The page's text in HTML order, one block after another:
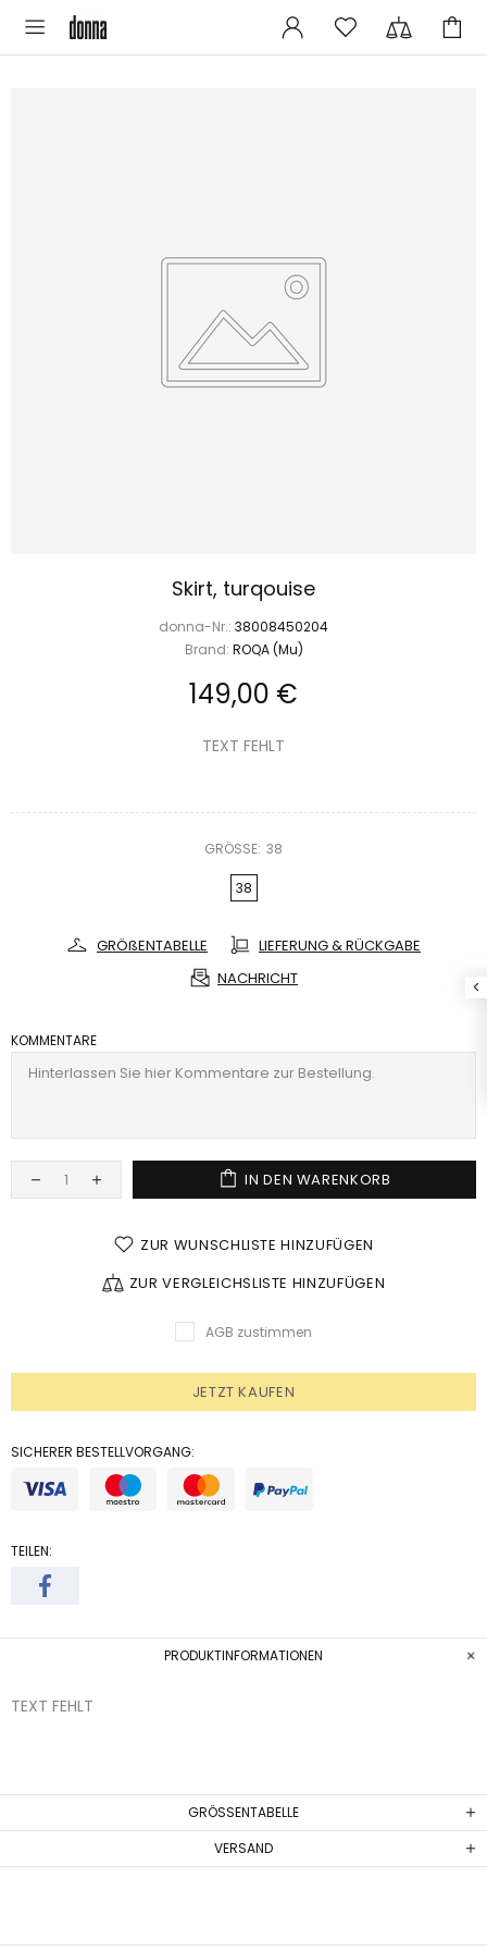
Skirt, turqouise
donna-Nr.: 38008450204
Brand: ROQA (Mu)
149,00 €
TEXT FEHLT
GRÖSSE: 38
38
GRÖßENTABELLE
LIEFERUNG & RÜCKGABE
NACHRICHT
KOMMENTARE
IN DEN WARENKORB
ZUR WUNSCHLISTE HINZUFÜGEN
ZUR VERGLEICHSLISTE HINZUFÜGEN
AGB zustimmen
JETZT KAUFEN
SICHERER BESTELLVORGANG:
TEILEN:
PRODUKTINFORMATIONEN
TEXT FEHLT
GRÖSSENTABELLE
VERSAND